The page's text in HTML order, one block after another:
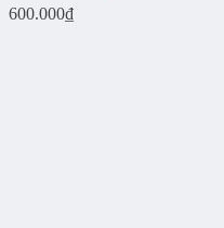
600.000₫